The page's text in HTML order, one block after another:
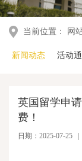
当前位置： 网
新闻动态 活动
英国留学申
费！
日期：2025-07-25